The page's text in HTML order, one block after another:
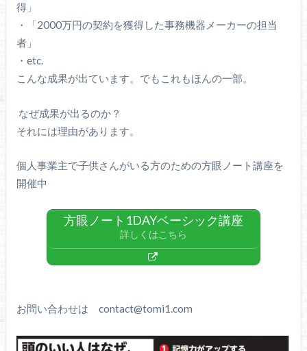
得」
・「2000万円の契約を獲得した事務機器メーカーの担当
者」
・etc.
こんな成果が出ています。でもこれもほんの一部。
なぜ成果が出るのか？
それには理由があります。
個人事業主で子供さんがいる方のための方眼ノート講座を
開催中
方眼ノート1DAYベーシック講座
詳しくはこちら
お問い合わせは contact@tomi1.com